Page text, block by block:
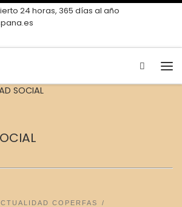
24 horas, 365 días al año
Search
SOCIAL
COPERFAS